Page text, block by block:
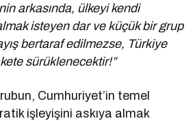
arkasında, ülkeyi kendi
isteyen dar ve küçük bir grup
bertaraf edilmezse, Türkiye
sürüklenecektir!”
Cumhuriyet’in temel
işleyişini askıya almak